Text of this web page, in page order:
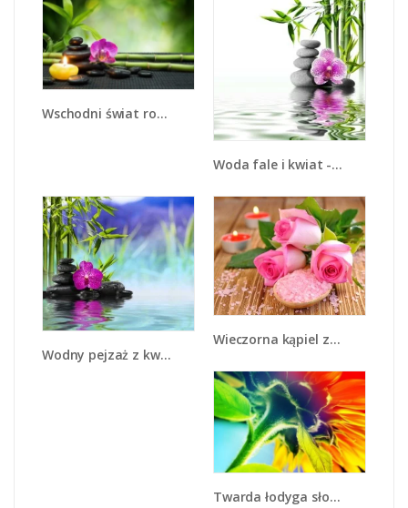
Wschodni świat roślin - K696
Woda fale i kwiat - K652
Wodny pejzaż z kwiatem - K646
Wieczorna kąpiel z różami - K615
Twarda łodyga słonecznika - K866